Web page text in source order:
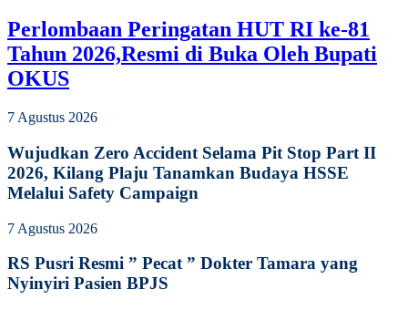
Perlombaan Peringatan HUT RI ke-81
Tahun 2026,Resmi di Buka Oleh Bupati
OKUS
7 Agustus 2026
Wujudkan Zero Accident Selama Pit Stop Part II
2026, Kilang Plaju Tanamkan Budaya HSSE
Melalui Safety Campaign
7 Agustus 2026
RS Pusri Resmi ” Pecat ” Dokter Tamara yang
Nyinyiri Pasien BPJS